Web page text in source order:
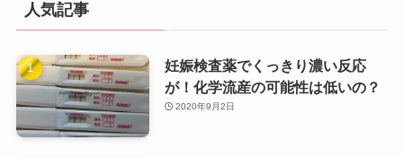
人気記事
妊娠検査薬でくっきり濃い反応
が！化学流産の可能性は低いの？
2020年9月2日